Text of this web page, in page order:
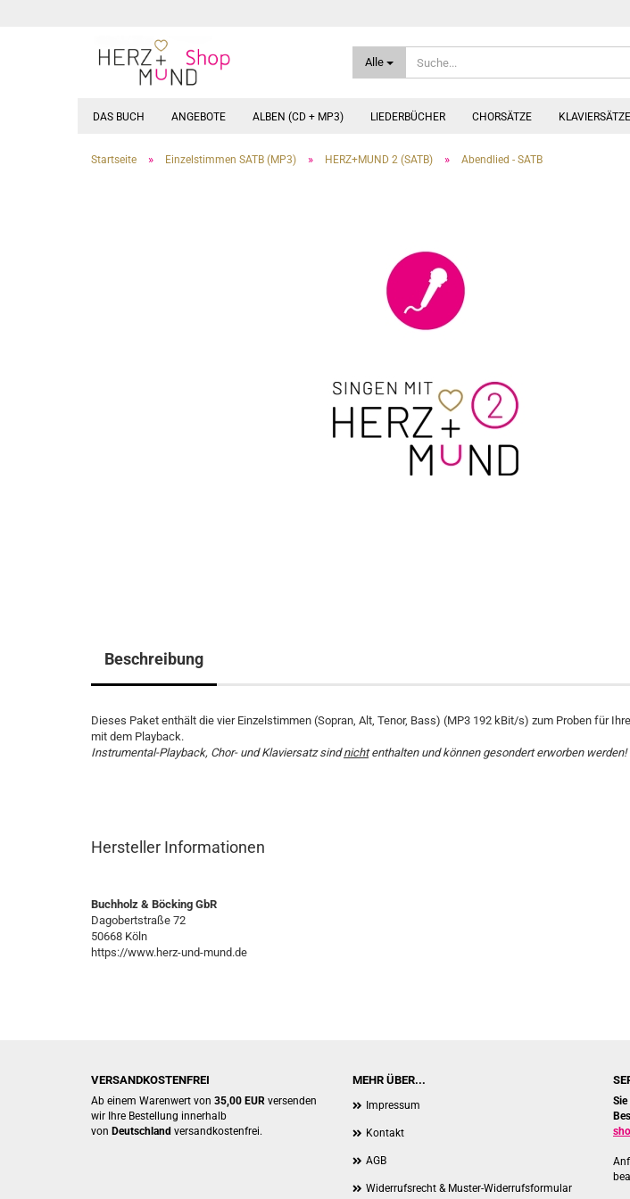
Alle
DAS BUCH ANGEBOTE ALBEN (CD + MP3) LIEDERBÜCHER CHORSÄTZE KLAVIERSÄTZE
Startseite » Einzelstimmen SATB (MP3) » HERZ+MUND 2 (SATB) » Abendlied - SATB
Beschreibung
Dieses Paket enthält die vier Einzelstimmen (Sopran, Alt, Tenor, Bass) (MP3 192 kBit/s) zum Proben für
mit dem Playback.
Instrumental-Playback, Chor- und Klaviersatz sindnichtenthalten und können gesondert erworben werden!
Hersteller Informationen
Buchholz & Böcking GbR
Dagobertstraße 72
50668 Köln
https://www.herz-und-mund.de
MEHR ÜBER...
Impressum
Kontakt
AGB
Widerrufsrecht & Muster-Widerrufsformular
VERSANDKOSTENFREI
Ab einem Warenwert von 35,00 EUR versenden
wir Ihre Bestellung innerhalb
von Deutschland versandkostenfrei.